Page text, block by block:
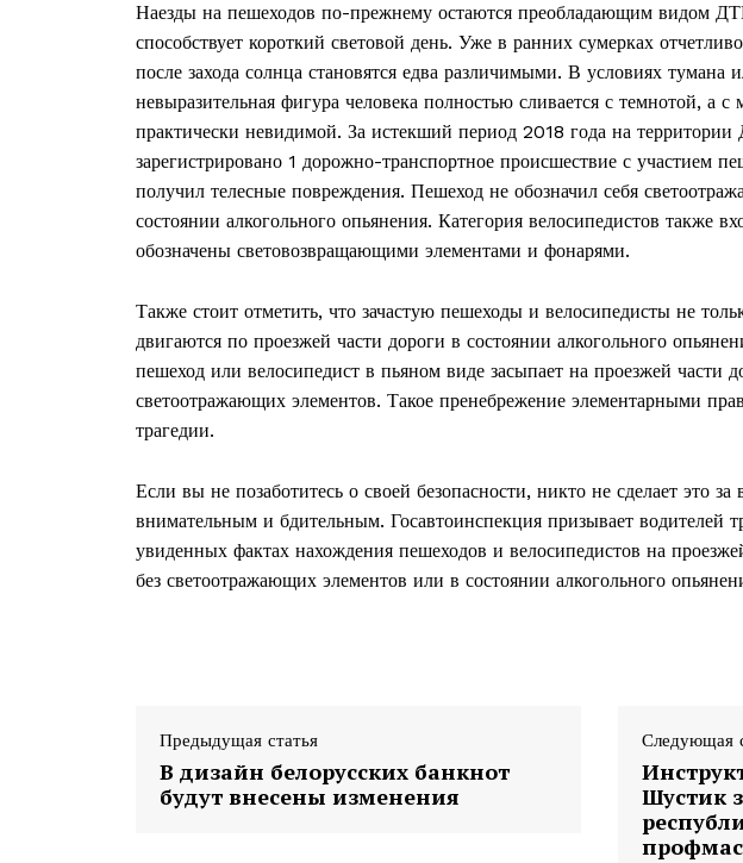
Наезды на пешеходов по-прежнему остаются преобладающим видом
способствует короткий световой день. Уже в ранних сумерках
после захода солнца становятся едва различимыми. В условиях тумана
невыразительная фигура человека полностью сливается с темнотой, а с
практически невидимой. За истекший период 2018 года на территории
зарегистрировано 1 дорожно-транспортное происшествие с участием
получил телесные повреждения. Пешеход не обозначил себя
состоянии алкогольного опьянения. Категория велосипедистов также
обозначены световозвращающими элементами и фонарями.
Также стоит отметить, что зачастую пешеходы и велосипедисты не
двигаются по проезжей части дороги в состоянии алкогольного
пешеход или велосипедист в пьяном виде засыпает на проезжей части
светоотражающих элементов. Такое пренебрежение элементарными
трагедии.
Если вы не позаботитесь о своей безопасности, никто не сделает это за
внимательным и бдительным. Госавтоинспекция призывает водителей
увиденных фактах нахождения пешеходов и велосипедистов на
без светоотражающих элементов или в состоянии алкогольного
Предыдущая статья
В дизайн белорусских банкнот
будут внесены изменения
Следующая
Шустик